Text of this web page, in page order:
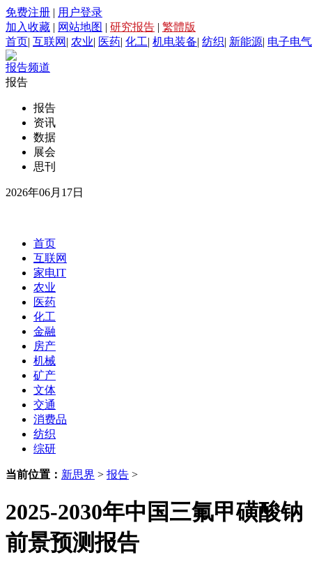
免费注册 | 用户登录
加入收藏 | 网站地图 | 研究报告 | 繁體版
首页| 互联网 | 农业| 医药| 化工| 机电装备| 纺织| 新能源| 电子电气
报告频道
报告
报告
资讯
数据
展会
思刊
2026年06月17日
首页
互联网
家电IT
农业
医药
化工
金融
房产
机械
矿产
文体
交通
消费品
纺织
综研
当前位置： 新思界 > 报告 >
2025-2030年中国三氟甲磺酸
前景预测报告